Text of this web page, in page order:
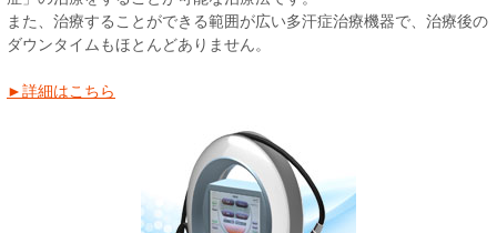
また、治療することができる範囲が広い多汗症治療機器で、治療後の
ダウンタイムもほとんどありません。
►詳細はこちら